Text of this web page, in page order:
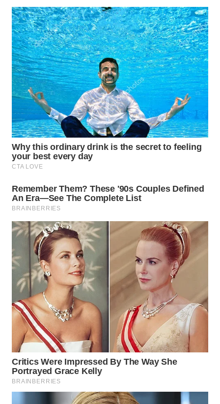
WN
LABUHANBATU
WN
TAPANULI
TENGAH
WN DELI
SERDANG
WN
TEBING
TINGGI
WN
PAKPAK
WN
KARAWANG
WN
BEKASI
WN
BOGOR
WN
DEPOK
WN